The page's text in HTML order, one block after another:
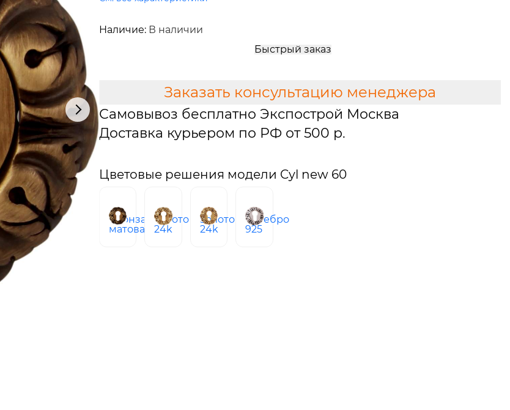
Наличие: В наличии
Быстрый заказ
Заказать консультацию менеджера
Самовывоз бесплатно Экспострой Москва
Доставка курьером по РФ от 500 р.
Цветовые решения модели Cyl new 60
бронза
матовая
золото
24k
золото
24k
серебро
925